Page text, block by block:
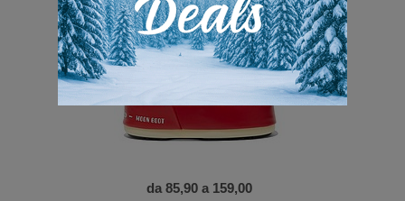
da 85,90 a 159,00